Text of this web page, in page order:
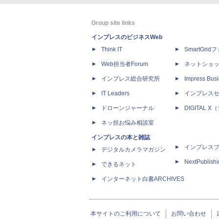
Group site links
インプレスのビジネスWeb
Think IT
Web担当者Forum
インプレス総合研究所
IT Leaders
ドローンジャーナル
ネッ担お悩み相談室
インプレスの本と雑誌
デジタルカメラマガジン
できるネット
インターネット白書ARCHIVES
SmartGridフ
ネットショ
Impress
インプレス
DIGITAL X（
インプレス
本サイトのご利用について お問い合わせ